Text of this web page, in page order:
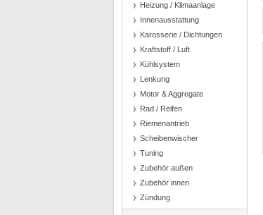
Heizung / Klimaanlage
Innenausstattung
Karosserie / Dichtungen
Kraftstoff / Luft
Kühlsystem
Lenkung
Motor & Aggregate
Rad / Reifen
Riemenantrieb
Scheibenwischer
Tuning
Zubehör außen
Zubehör innen
Zündung